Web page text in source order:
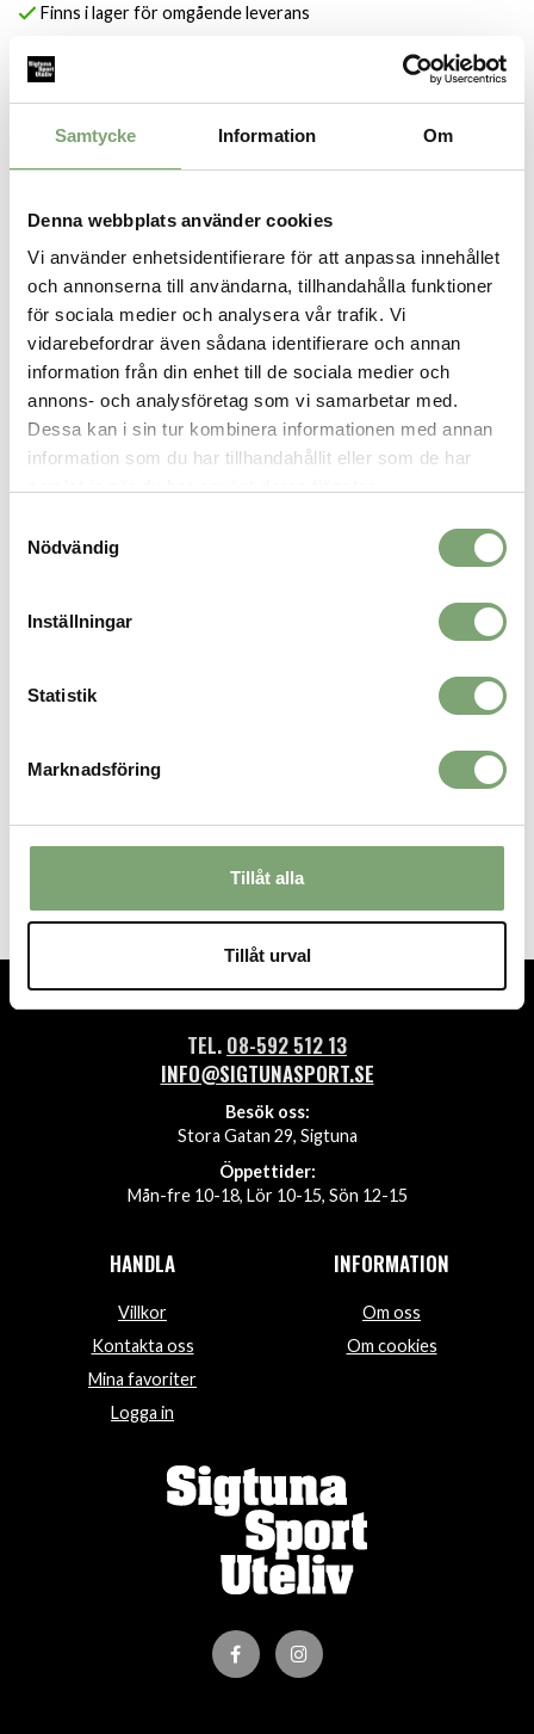
Samtycke Information Om
Denna webbplats använder cookies
Vi använder enhetsidentifierare för att anpassa innehållet
och annonserna till användarna, tillhandahålla funktioner
för sociala medier och analysera vår trafik. Vi
vidarebefordrar även sådana identifierare och annan
information från din enhet till de sociala medier och
annons- och analysföretag som vi samarbetar med.
Dessa kan i sin tur kombinera informationen med annan
information som du har tillhandahållit eller som de har
Nödvändig
Inställningar
Statistik
Marknadsföring
Tillåt alla
Tillåt urval
Finns i lager för omgående leverans
Produktbeskrivning:
En klassisk T-shirt tillverkad av återvunnet material, med stort
Patagonia-tryck på ryggen.
Specifikation:
Tillverkad i en Fair Trade Certified™-fabrik
SPARA SOM FAVORIT
Artikelnummer:
033034_3
TEL. 08-592 512 13
INFO@SIGTUNASPORT.SE
Besök oss:
Stora Gatan 29, Sigtuna
Öppettider:
Mån-fre 10-18, Lör 10-15, Sön 12-15
HANDLA
Villkor
Kontakta oss
Mina favoriter
Logga in
INFORMATION
Om oss
Om cookies